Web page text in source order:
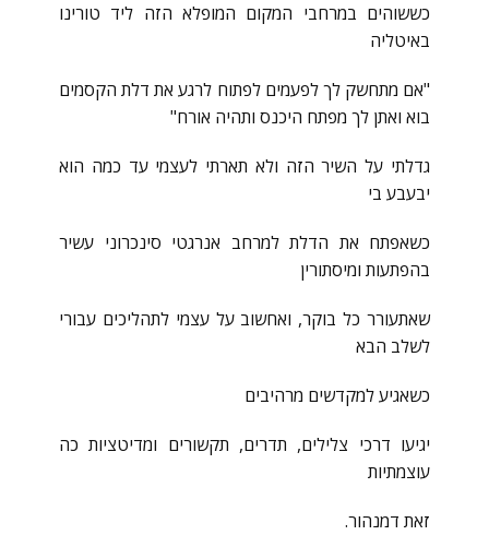
כששוהים במרחבי המקום המופלא הזה ליד טורינו
באיטליה
"אם מתחשק לך לפעמים לפתוח לרגע את דלת הקסמים
בוא ואתן לך מפתח היכנס ותהיה אורח" ⁦
גדלתי על השיר הזה ולא תארתי לעצמי עד כמה הוא
יבעבע בי
כשאפתח את הדלת למרחב אנרגטי סינכרוני עשיר
בהפתעות ומיסתורין
שאתעורר כל בוקר, ואחשוב על עצמי לתהליכים עבורי
לשלב הבא
כשאגיע למקדשים מרהיבים
יגיעו דרכי צלילים, תדרים, תקשורים ומדיטציות כה
עוצמתיות
זאת דמנהור.